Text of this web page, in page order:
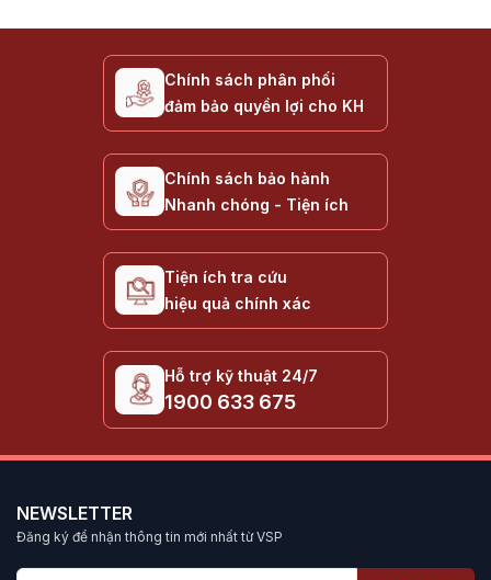
Chính sách phân phối
đảm bảo quyền lợi cho KH
Chính sách bảo hành
Nhanh chóng - Tiện ích
Tiện ích tra cứu
hiệu quả chính xác
Hỗ trợ kỹ thuật 24/7
1900 633 675
NEWSLETTER
Đăng ký để nhận thông tin mới nhất từ VSP